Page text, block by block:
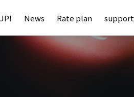
News Rate plan support